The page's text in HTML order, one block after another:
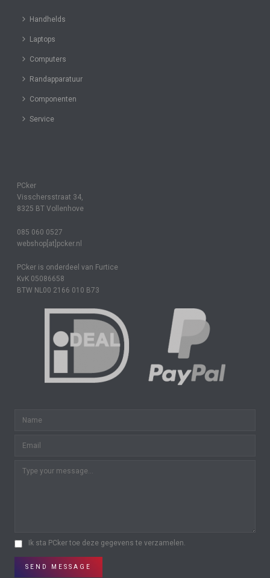
Handhelds
Laptops
Computers
Randapparatuur
Componenten
Service
PCker
Visschersstraat 34,
8325 BT Vollenhove
085 060 0527
webshop[at]pcker.nl
PCker is onderdeel van Furtice
KvK 05086658
BTW NL00 2166 010 B73
Ik sta PCker toe deze gegevens te verzamelen.
SEND MESSAGE